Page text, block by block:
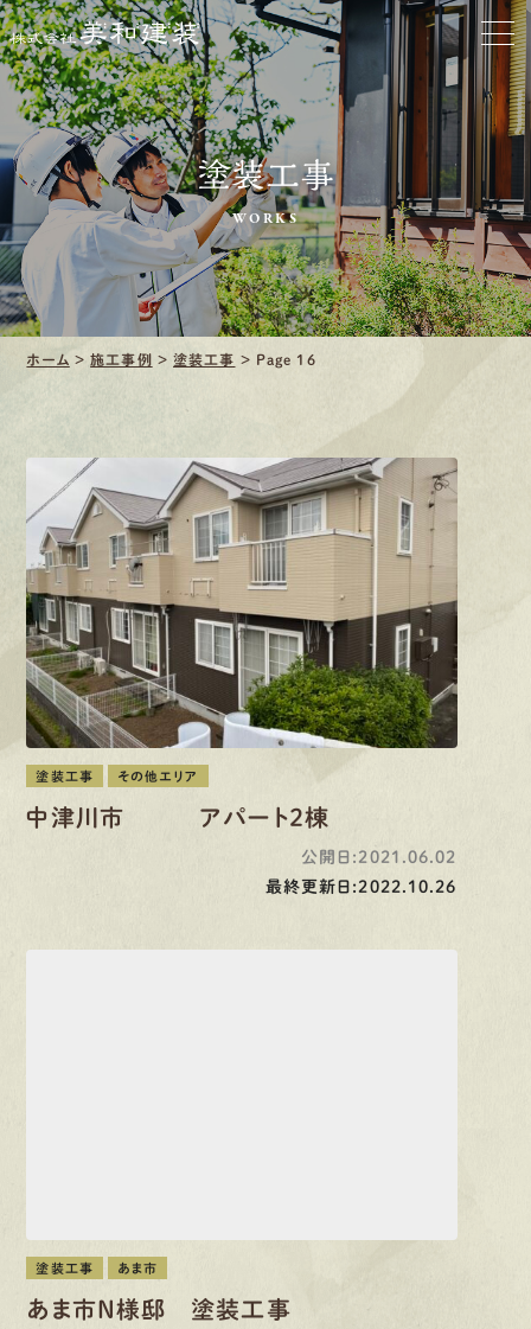
口コミ・レビュー紹介
会社案内
採用情報
募集要項
先輩インタビュー
有資 格者が、 無料建物診断いたします!!
0120-44-2605
営業時間 8:00−18:00 ｜
定休日 日曜・祝日
Web お問い合わせ
お手軽相談
塗装工事
WORKS
ホーム >施工事例 >塗装工事 > Page 16
塗装工事 その他エリア
中津川市 アパート２棟
公開日:2021.06.02
最終更新日:2022.10.26
塗装工事 あま市
あま市N様邸 塗装工事